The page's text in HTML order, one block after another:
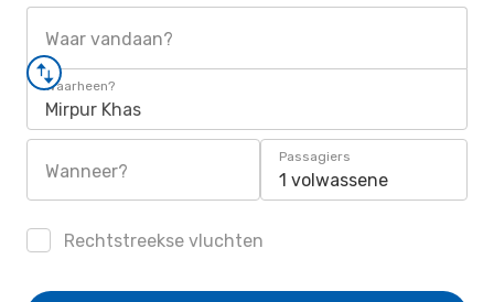
Waar vandaan?
Waarheen?
Mirpur Khas
Wanneer?
Passagiers
1 volwassene
Rechtstreekse vluchten